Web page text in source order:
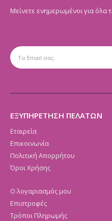
Μείνετε ενημερωμένοι για όλα
ΕΞΥΠΗΡΕΤΗΣΗ ΠΕΛΑΤΩΝ
Εταιρεία
Επικοινωνία
Πολιτική Απορρήτου
Όροι Χρήσης
Ο λογαριασμός μου
Επιστροφές
Τρόποι Πληρωμής